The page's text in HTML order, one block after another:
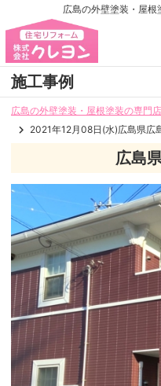
広島の外壁塗装・屋根
施工事例
広島の外壁塗装・屋根塗装の専門
2021年12月08日(水)広島県広
広島